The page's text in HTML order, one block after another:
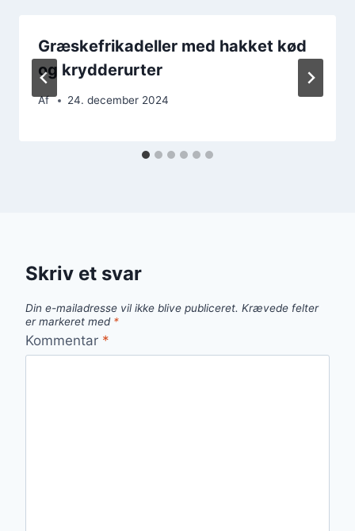
Græskefrikadeller med hakket kød
og krydderurter
Af 24. december 2024
Skriv et svar
Din e-mailadresse vil ikke blive publiceret. Krævede felter
er markeret med *
Kommentar *